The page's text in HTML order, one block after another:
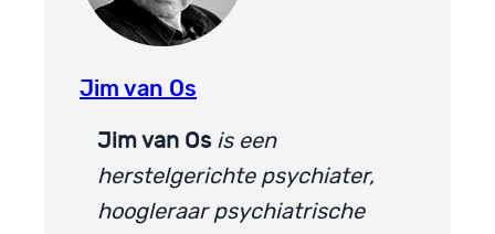
Jim van Os
Jim van Os is een
herstelgerichte psychiater,
hoogleraar psychiatrische